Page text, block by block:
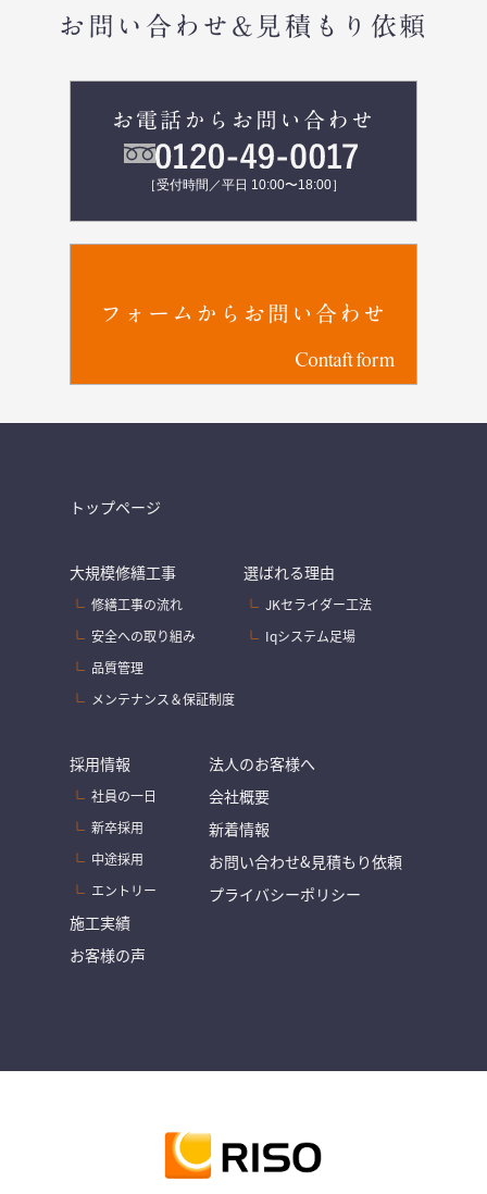
お問い合わせ&見積もり依頼
お電話からお問い合わせ
［受付時間／平日 10:00〜18:00］
Contaft form
フォームからお問い合わせ
トップページ
大規模修繕工事
修繕工事の流れ
安全への取り組み
品質管理
メンテナンス＆保証制度
選ばれる理由
JKセライダー工法
Iqシステム足場
採用情報
社員の一日
新卒採用
中途採用
エントリー
施工実績
お客様の声
法人のお客様へ
会社概要
新着情報
お問い合わせ&見積もり依頼
プライバシーポリシー